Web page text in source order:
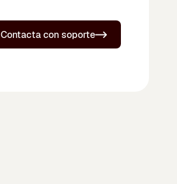
Contacta con soporte